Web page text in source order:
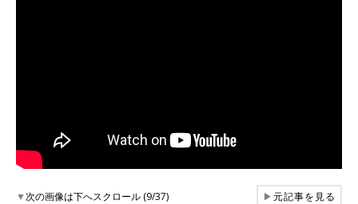
▼次の画像は下へスクロール (9/37) ▶元記事を見る